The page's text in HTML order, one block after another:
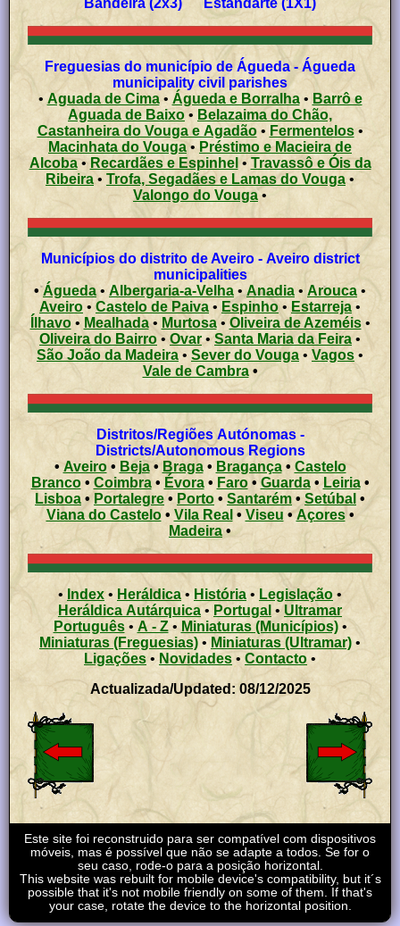
Freguesias do município de Águeda - Águeda
municipality civil parishes
• Aguada de Cima• Águeda e Borralha• Barrô e
Aguada de Baixo• Belazaima do Chão,
Castanheira do Vouga e Agadão• Fermentelos•
Macinhata do Vouga• Préstimo e Macieira de
Alcoba• Recardães e Espinhel • Travassô e Óis da
Ribeira • Trofa, Segadães e Lamas do Vouga•
Valongo do Vouga•
Municípios do distrito de Aveiro - Aveiro district
municipalities
• Águeda • Albergaria-a-Velha •Anadia • Arouca •
Aveiro •Castelo de Paiva •Espinho • Estarreja•
Ílhavo• Mealhada• Murtosa• Oliveira de Azeméis•
Oliveira do Bairro• Ovar•Santa Maria da Feira•
São João da Madeira • Sever do Vouga • Vagos•
Vale de Cambra •
Distritos/Regiões Autónomas -
Districts/Autonomous Regions
•Aveiro• Beja• Braga• Bragança• Castelo
Branco• Coimbra• Évora• Faro• Guarda•Leiria•
Lisboa • Portalegre • Porto• Santarém • Setúbal •
Viana do Castelo• Vila Real • Viseu •Açores•
Madeira•
• Index• Heráldica • História • Legislação •
Heráldica Autárquica• Portugal • Ultramar
Português• A - Z• Miniaturas (Municípios)•
Miniaturas (Freguesias) • Miniaturas (Ultramar) •
Ligações • Novidades • Contacto •
Actualizada/Updated: 08/12/2025
Este site foi reconstruido para ser compatível com dispositivos
móveis, mas é possível que não se adapte a todos. Se for o
seu caso, rode-o para a posição horizontal.
This website was rebuilt for mobile device's compatibility, but it´s
possible that it's not mobile friendly on some of them. If that's
your case, rotate the device to the horizontal position.